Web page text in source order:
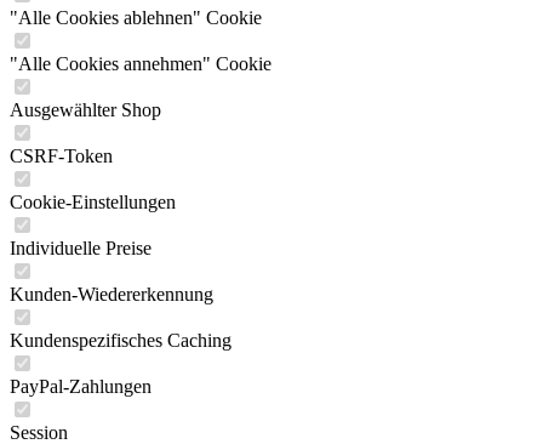
"Alle Cookies ablehnen" Cookie
"Alle Cookies annehmen" Cookie
Ausgewählter Shop
CSRF-Token
Cookie-Einstellungen
Individuelle Preise
Kunden-Wiedererkennung
Kundenspezifisches Caching
PayPal-Zahlungen
Session